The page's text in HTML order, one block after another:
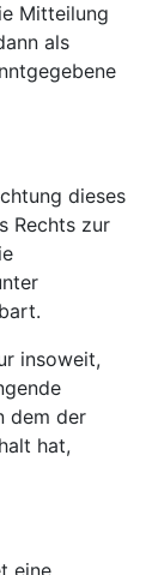
Mitteilung
als
dieses
Rechts zur
insoweit,
dem der
hat,
eine